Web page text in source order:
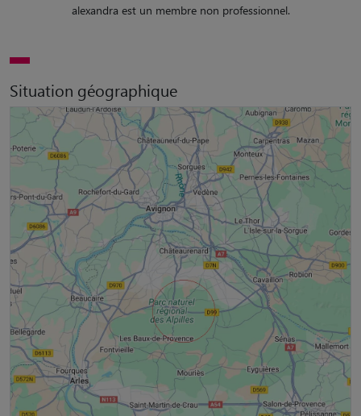
alexandra est un membre non professionnel.
Situation géographique